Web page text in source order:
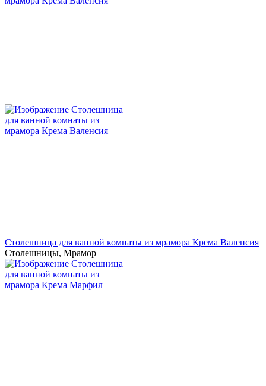
Столешница для ванной комнаты из мрамора Крема Валенсия
Столешницы, Мрамор